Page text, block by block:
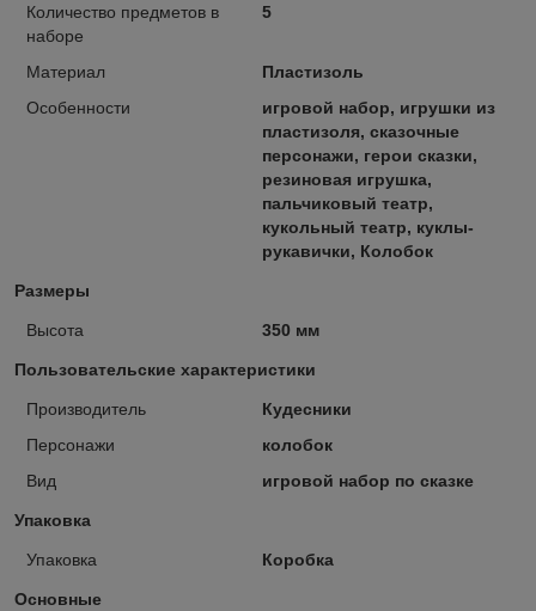
Количество предметов в
наборе
5
Материал
Пластизоль
Особенности
игровой набор, игрушки из
пластизоля, сказочные
персонажи, герои сказки,
резиновая игрушка,
пальчиковый театр,
кукольный театр, куклы-
рукавички, Колобок
Размеры
Высота 350 мм
Пользовательские характеристики
Производитель
Кудесники
Персонажи
колобок
Вид
игровой набор по сказке
Упаковка
Упаковка Коробка
Основные